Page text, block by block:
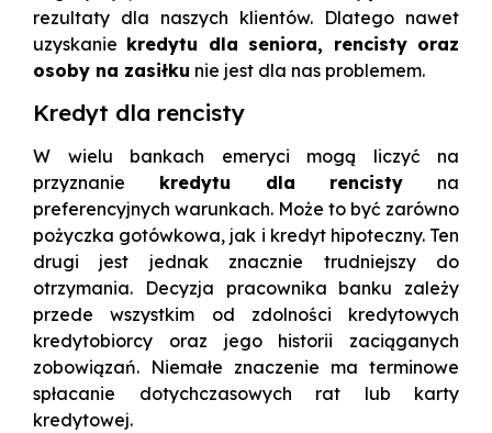
rezultaty dla naszych klientów. Dlatego nawet
uzyskanie kredytu dla seniora, rencisty oraz
osoby na zasiłku nie jest dla nas problemem.
Kredyt dla rencisty
W wielu bankach emeryci mogą liczyć na
przyznanie kredytu dla rencisty na
preferencyjnych warunkach. Może to być zarówno
pożyczka gotówkowa, jak i kredyt hipoteczny. Ten
drugi jest jednak znacznie trudniejszy do
otrzymania. Decyzja pracownika banku zależy
przede wszystkim od zdolności kredytowych
kredytobiorcy oraz jego historii zaciąganych
zobowiązań. Niemałe znaczenie ma terminowe
spłacanie dotychczasowych rat lub karty
kredytowej.